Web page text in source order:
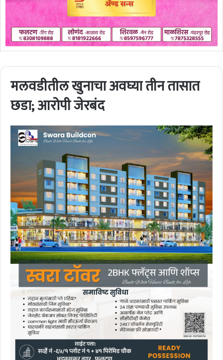
मलवडीतील खुनाचा अवघ्या तीन तासात
छडा; आरोपी जेरबंद